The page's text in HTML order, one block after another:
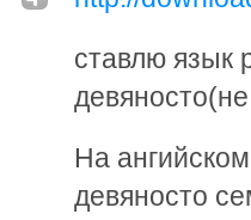
ставлю язык
На
девяносто